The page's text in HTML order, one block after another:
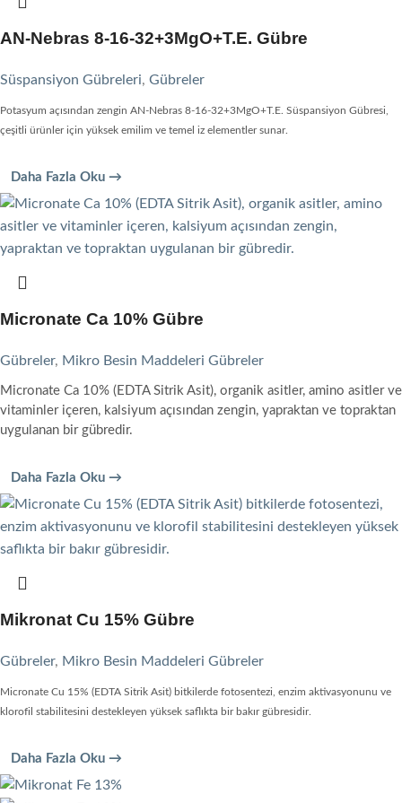
AN-Nebras 8-16-32+3MgO+T.E. Gübre
Süspansiyon Gübreleri, Gübreler
Potasyum açısından zengin AN-Nebras 8-16-32+3MgO+T.E. Süspansiyon Gübresi,
çeşitli ürünler için yüksek emilim ve temel iz elementler sunar.
Daha Fazla Oku →
Micronate Ca 10% Gübre
Gübreler, Mikro Besin Maddeleri Gübreler
Micronate Ca 10% (EDTA Sitrik Asit), organik asitler, amino asitler ve
vitaminler içeren, kalsiyum açısından zengin, yapraktan ve topraktan
uygulanan bir gübredir.
Daha Fazla Oku →
Mikronat Cu 15% Gübre
Gübreler, Mikro Besin Maddeleri Gübreler
Micronate Cu 15% (EDTA Sitrik Asit) bitkilerde fotosentezi, enzim aktivasyonunu ve
klorofil stabilitesini destekleyen yüksek saflıkta bir bakır gübresidir.
Daha Fazla Oku →